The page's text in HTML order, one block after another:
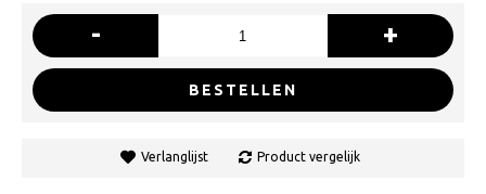
- +
BESTELLEN
Verlanglijst Product vergelijk